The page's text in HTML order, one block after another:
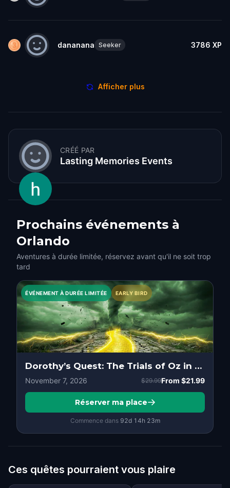
dananana Seeker 3786 XP
Afficher plus
CRÉÉ PAR
Lasting Memories Events
Prochains événements à
Orlando
Aventures à durée limitée, réservez avant qu'il ne soit trop
tard
ÉVÉNEMENT À DURÉE LIMITÉE EARLY BIRD
Dorothy’s Quest: The Trials of Oz in Orlando
November 7, 2026 $29.99From $21.99
Réserver ma place
Commence dans 92d 14h 23m
Ces quêtes pourraient vous plaire